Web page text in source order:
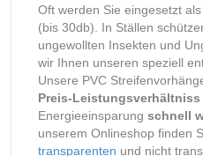
Oft werden Sie eingesetzt
(bis 30db). In Ställen
ungewollten Insekten und
wir Ihnen unseren speziell
Unsere PVC
Preis-Leistungsverhältniss
Energieeinsparung schnell
unserem Onlineshop finden
transparenten und nicht